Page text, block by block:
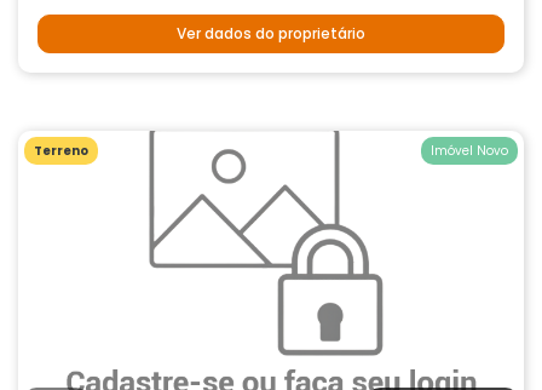
Ver dados do proprietário
Terreno Imóvel Novo